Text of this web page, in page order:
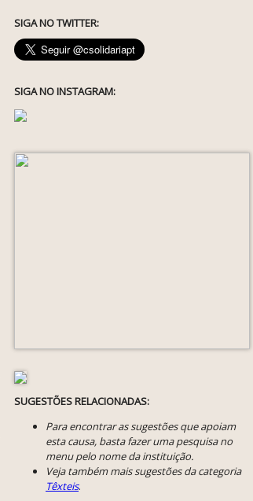
SIGA NO TWITTER:
SIGA NO INSTAGRAM:
SUGESTÕES RELACIONADAS:
Para encontrar as sugestões que apoiam
esta causa, basta fazer uma pesquisa no
menu pelo nome da instituição.
Veja também mais sugestões da categoria
Têxteis.